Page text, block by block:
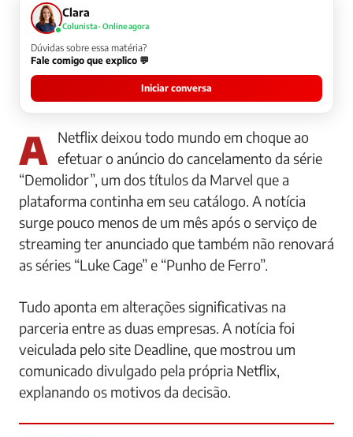
Clara
Colunista · Online agora
Dúvidas sobre essa matéria?
Fale comigo que explico 💬
Iniciar conversa
A Netflix deixou todo mundo em choque ao efetuar o anúncio do cancelamento da série
“Demolidor”, um dos títulos da Marvel que a
plataforma continha em seu catálogo. A notícia
surge pouco menos de um mês após o serviço de
streaming ter anunciado que também não renovará
as séries “Luke Cage” e “Punho de Ferro”.
Tudo aponta em alterações significativas na
parceria entre as duas empresas. A notícia foi
veiculada pelo site Deadline, que mostrou um
comunicado divulgado pela própria Netflix,
explanando os motivos da decisão.